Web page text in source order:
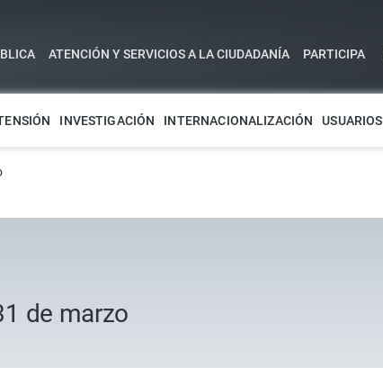
ATENCIÓN Y SERVICIOS A LA CIUDADANÍA PARTICIPA
INVESTIGACIÓN INTERNACIONALIZACIÓN USUARIOS
de marzo